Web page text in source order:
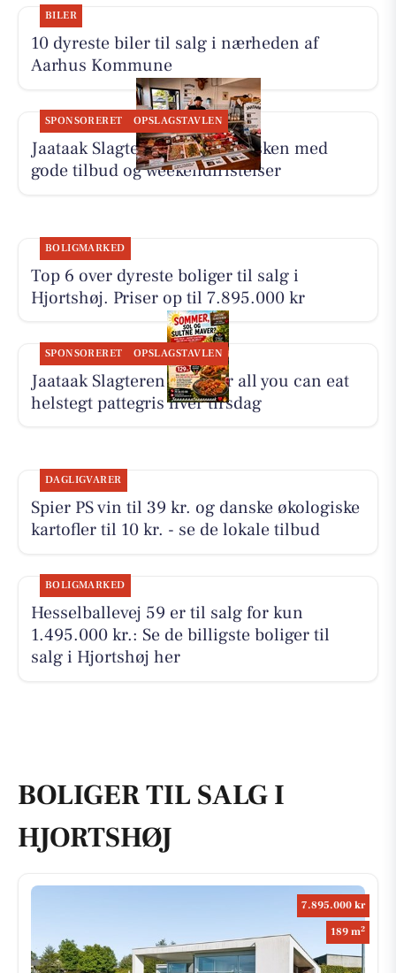
BILER
10 dyreste biler til salg i nærheden af
Aarhus Kommune
SPONSORERET OPSLAGSTAVLEN
Jaataak Slagteren har fyldt disken med
gode tilbud og weekendfristelser
BOLIGMARKED
Top 6 over dyreste boliger til salg i
Hjortshøj. Priser op til 7.895.000 kr
SPONSORERET OPSLAGSTAVLEN
Jaataak Slagteren serverer all you can eat
helstegt pattegris hver tirsdag
DAGLIGVARER
Spier PS vin til 39 kr. og danske økologiske
kartofler til 10 kr. - se de lokale tilbud
BOLIGMARKED
Hesselballevej 59 er til salg for kun
1.495.000 kr.: Se de billigste boliger til
salg i Hjortshøj her
BOLIGER TIL SALG I
HJORTSHØJ
7.895.000 kr
189 m2